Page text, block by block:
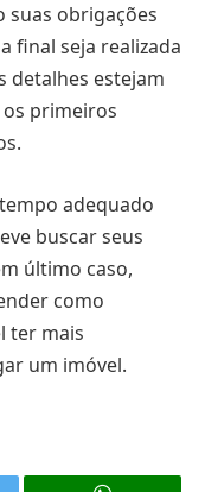
suas obrigações
final seja realizada
detalhes estejam
primeiros
adequado
buscar seus
último caso,
como
ter mais
um imóvel.